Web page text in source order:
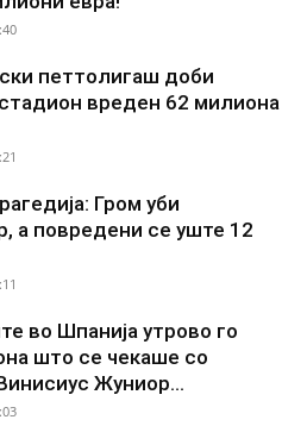
петтолигаш доби
вреден 62 милиона
Гром уби
а повредени се уште 12
во Шпанија утрово го
она што се чекаше со
Жуниор...